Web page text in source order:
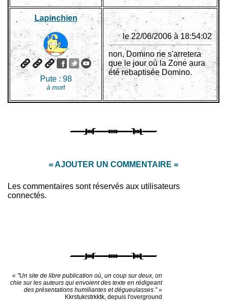
Lapinchien
Pute :98
à mort
le 22/06/2006 à 18:54:02
non, Domino ne s'arretera
que le jour où la Zone aura
été rebaptisée Domino.
= AJOUTER UN COMMENTAIRE =
Les commentaires sont réservés aux utilisateurs
connectés.
« "Un site de libre publication où, un coup sur deux, on
chie sur les auteurs qui envoient des texte en rédigeant
des présentations humiliantes et dégueulasses." »
Kkrstukrstrkktk, depuis l'overground